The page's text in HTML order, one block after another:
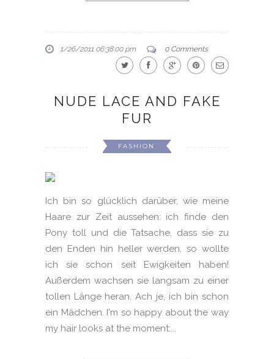
1/26/2011 06:38:00 pm 0 Comments
NUDE LACE AND FAKE
FUR
FASHION
Ich bin so glücklich darüber, wie meine
Haare zur Zeit aussehen: ich finde den
Pony toll und die Tatsache, dass sie zu
den Enden hin heller werden, so wollte
ich sie schon seit Ewigkeiten haben!
Außerdem wachsen sie langsam zu einer
tollen Länge heran. Ach je, ich bin schon
ein Mädchen. I'm so happy about the way
my hair looks at the moment:...